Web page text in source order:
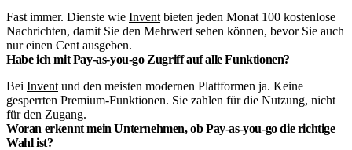
Fast immer. Dienste wie Invent bieten jeden Monat 100 kostenlose
Nachrichten, damit Sie den Mehrwert sehen können, bevor Sie auch
nur einen Cent ausgeben.
Habe ich mit Pay-as-you-go Zugriff auf alle Funktionen?
Bei Invent und den meisten modernen Plattformen ja. Keine
gesperrten Premium-Funktionen. Sie zahlen für die Nutzung, nicht
für den Zugang.
Woran erkennt mein Unternehmen, ob Pay-as-you-go die richtige
Wahl ist?